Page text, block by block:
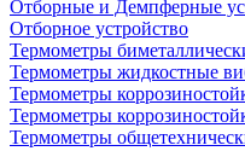
Отборные и Демпферные
Отборное устройство
Термометры
Термометры жидкостные
Термометры
Термометры
Термометры